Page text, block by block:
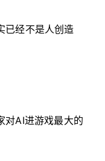
已经不是人创造
对AI进游戏最大的